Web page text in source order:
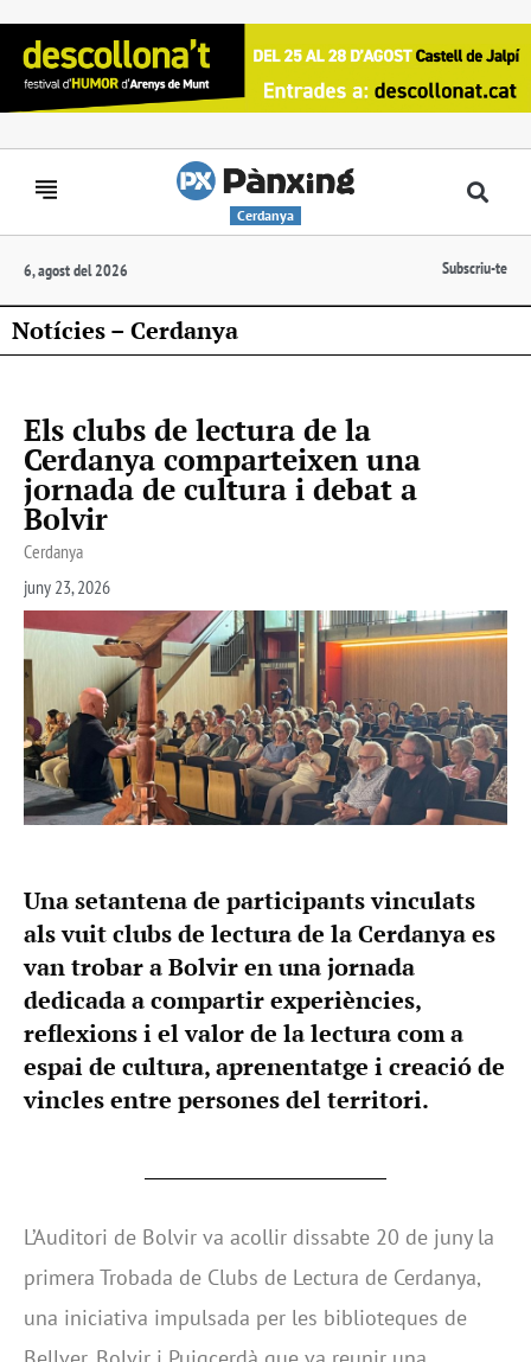
Cerdanya
6, agost del 2026 Subscriu-te
Notícies – Cerdanya
Els clubs de lectura de la
Cerdanya comparteixen una
jornada de cultura i debat a
Bolvir
Cerdanya
juny 23, 2026
Una setantena de participants vinculats
als vuit clubs de lectura de la Cerdanya es
van trobar a Bolvir en una jornada
dedicada a compartir experiències,
reflexions i el valor de la lectura com a
espai de cultura, aprenentatge i creació de
vincles entre persones del territori.
L’Auditori de Bolvir va acollir dissabte 20 de juny la
primera Trobada de Clubs de Lectura de Cerdanya,
una iniciativa impulsada per les biblioteques de